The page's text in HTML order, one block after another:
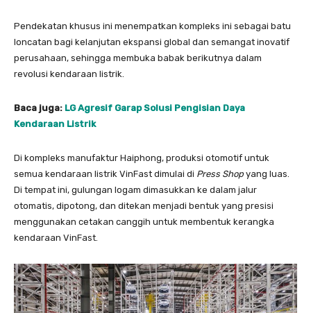
Pendekatan khusus ini menempatkan kompleks ini sebagai batu
loncatan bagi kelanjutan ekspansi global dan semangat inovatif
perusahaan, sehingga membuka babak berikutnya dalam
revolusi kendaraan listrik.
Baca juga: LG Agresif Garap Solusi Pengisian Daya
Kendaraan Listrik
Di kompleks manufaktur Haiphong, produksi otomotif untuk
semua kendaraan listrik VinFast dimulai di Press Shop yang luas.
Di tempat ini, gulungan logam dimasukkan ke dalam jalur
otomatis, dipotong, dan ditekan menjadi bentuk yang presisi
menggunakan cetakan canggih untuk membentuk kerangka
kendaraan VinFast.